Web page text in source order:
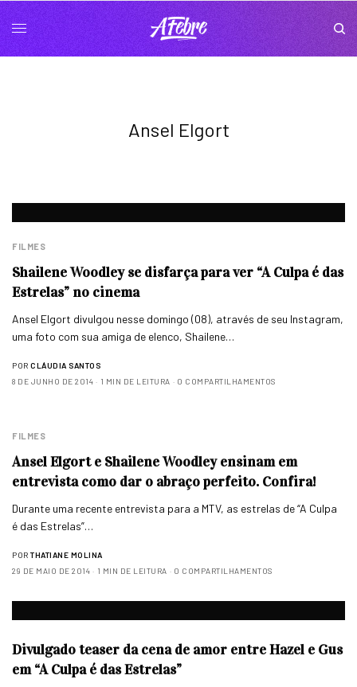
Ansel Elgort
FILMES
Shailene Woodley se disfarça para ver “A Culpa é das
Estrelas” no cinema
Ansel Elgort divulgou nesse domingo (08), através de seu Instagram,
uma foto com sua amiga de elenco, Shailene…
POR CLÁUDIA SANTOS
8 DE JUNHO DE 2014
1 MIN DE LEITURA 0 COMPARTILHAMENTOS
FILMES
Ansel Elgort e Shailene Woodley ensinam em
entrevista como dar o abraço perfeito. Confira!
Durante uma recente entrevista para a MTV, as estrelas de “A Culpa
é das Estrelas”…
POR THATIANE MOLINA
29 DE MAIO DE 2014
1 MIN DE LEITURA 0 COMPARTILHAMENTOS
Divulgado teaser da cena de amor entre Hazel e Gus
em “A Culpa é das Estrelas”